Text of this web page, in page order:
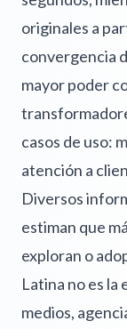
originales a
convergencia
mayor poder
casos de uso:
atención a
Diversos
estiman que
exploran o
Latina no es la
medios,